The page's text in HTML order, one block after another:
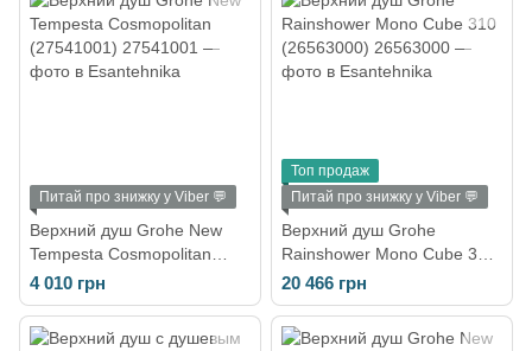
Питай про знижку у Viber 💬
Верхний душ Grohe New
Tempesta Cosmopolitan
(27541001)
4 010 грн
Топ продаж
Питай про знижку у Viber 💬
Верхний душ Grohe
Rainshower Mono Cube 310
(26563000)
20 466 грн